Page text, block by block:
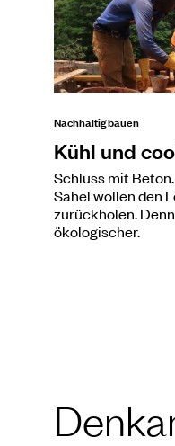
Nachhaltig bauen
Kühl und
Schluss mit
Sahel wollen den
zurückholen.
ökologischer.